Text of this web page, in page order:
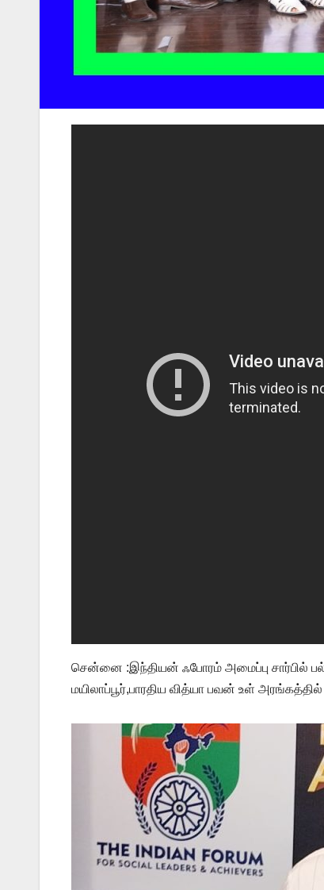
சென்னை :இந்தியன் ஃபோரம் அமைப்பு சார்பில்
மயிலாப்பூர்,பாரதிய வித்யா பவன் உள் அரங்கத்தில்